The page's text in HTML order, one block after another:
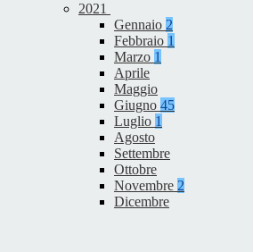
2021
Gennaio 2
Febbraio 1
Marzo 1
Aprile
Maggio
Giugno 45
Luglio 1
Agosto
Settembre
Ottobre
Novembre 2
Dicembre